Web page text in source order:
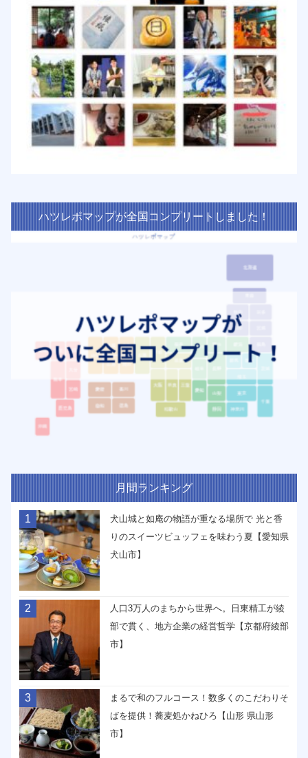
ハツレポマップが全国コンプリートしました！
月間ランキング
1
犬山城と如庵の物語が重なる場所で 光と香
りのスイーツビュッフェを味わう夏【愛知県
犬山市】
2
人口3万人のまちから世界へ。日東精工が綾
部で貫く、地方企業の経営哲学【京都府綾部
市】
3
まるで和のフルコース！数多くのこだわりそ
ばを提供！蕎麦処かねひろ【山形 県山形
市】